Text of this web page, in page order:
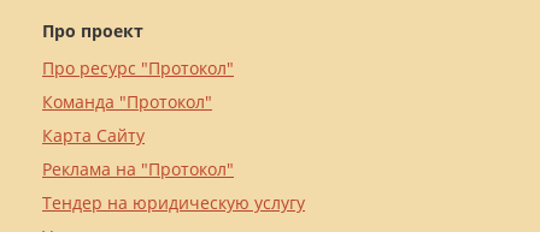
Про проект
Про ресурс "Протокол"
Команда "Протокол"
Карта Сайту
Реклама на "Протокол"
Тендер на юридическую услугу